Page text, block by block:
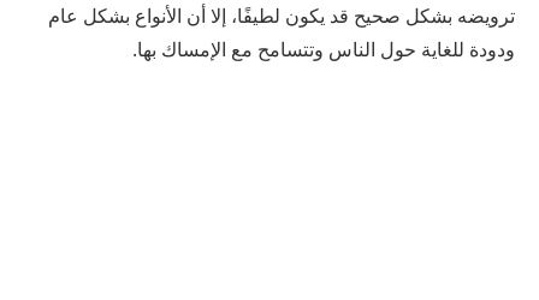
ترويضه بشكل صحيح قد يكون لطيفًا، إلا أن الأنواع بشكل عام
ودودة للغاية حول الناس وتتسامح مع الإمساك بها.